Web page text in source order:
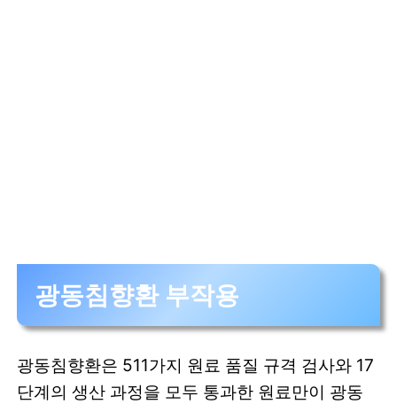
광동침향환 부작용
광동침향환은 511가지 원료 품질 규격 검사와 17
단계의 생산 과정을 모두 통과한 원료만이 광동